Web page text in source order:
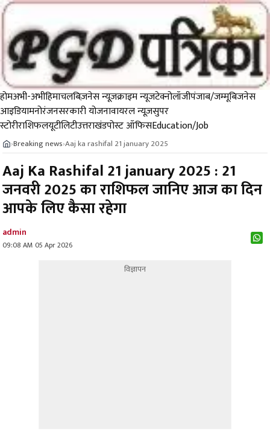
होमअभी-अभीहिमाचलबिज़नेस न्यूज़क्राइम न्यूजटेक्नोलॉजीपंजाब/जम्मूबिजनेस
आइडियामनोरंजनसरकारी योजनावायरल न्यूज़सुपर
स्टोरीराशिफलयूटीलिटीउत्तराखंडपोस्ट ऑफिसEducation/Job
›Breaking news›Aaj ka rashifal 21 january 2025
Aaj Ka Rashifal 21 january 2025 : 21
जनवरी 2025 का राशिफल जानिए आज का दिन
आपके लिए कैसा रहेगा
admin
09:08 AM 05 Apr 2026
विज्ञापन